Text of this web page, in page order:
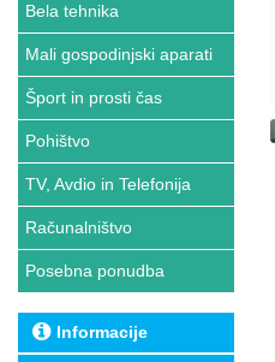
Bela tehnika
Mali gospodinjski aparati
Šport in prosti čas
Pohištvo
TV, Avdio in Telefonija
Računalništvo
Posebna ponudba
Informacije